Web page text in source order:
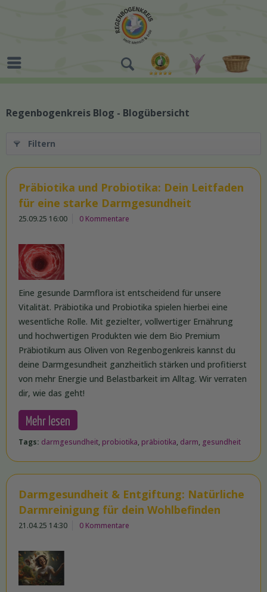
Regenbogenkreis Blog - Blogübersicht
Filtern
Präbiotika und Probiotika: Dein Leitfaden
für eine starke Darmgesundheit
25.09.25 16:00 0 Kommentare
Eine gesunde Darmflora ist entscheidend für unsere
Vitalität. Präbiotika und Probiotika spielen hierbei eine
wesentliche Rolle. Mit gezielter, vollwertiger Ernährung
und hochwertigen Produkten wie dem Bio Premium
Präbiotikum aus Oliven von Regenbogenkreis kannst du
deine Darmgesundheit ganzheitlich stärken und profitierst
von mehr Energie und Belastbarkeit im Alltag. Wir verraten
dir, wie das geht!
Mehr lesen
Tags: darmgesundheit, probiotika, präbiotika, darm, gesundheit
Darmgesundheit & Entgiftung: Natürliche
Darmreinigung für dein Wohlbefinden
21.04.25 14:30 0 Kommentare